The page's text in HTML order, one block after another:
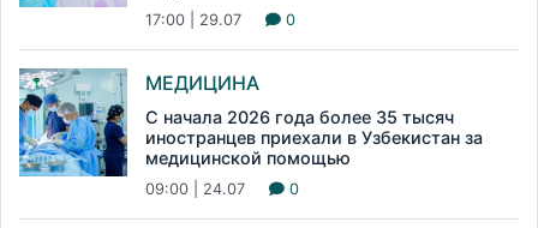
17:00 | 29.07 0
МЕДИЦИНА
С начала 2026 года более 35 тысяч
иностранцев приехали в Узбекистан за
медицинской помощью
09:00 | 24.07 0